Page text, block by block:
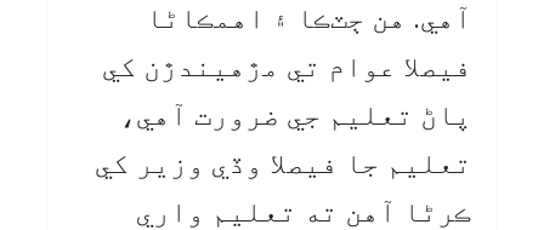
آهي. هن ڄٽڪا ۽ اهمڪاڻا
فيصلا عوام تي مڙهيندڙن کي
پاڻ تعليم جي ضرورت آهي،
تعليم جا فيصلا وڏي وزير کي
ڪرڻا آهن ته تعليم واري